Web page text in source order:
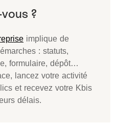
implique de
: statuts,
formulaire, dépôt…
lancez votre activité
et recevez votre Kbis
délais.